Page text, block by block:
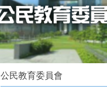
公民教育委員會